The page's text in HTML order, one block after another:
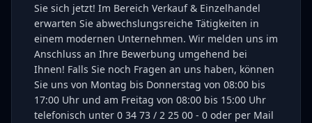
Sie sich jetzt! Im Bereich Verkauf & Einzelhandel
erwarten Sie abwechslungsreiche Tätigkeiten in
einem modernen Unternehmen. Wir melden uns im
Anschluss an Ihre Bewerbung umgehend bei
Ihnen! Falls Sie noch Fragen an uns haben, können
Sie uns von Montag bis Donnerstag von 08:00 bis
17:00 Uhr und am Freitag von 08:00 bis 15:00 Uhr
telefonisch unter 0 34 73 / 2 25 00 - 0 oder per Mail